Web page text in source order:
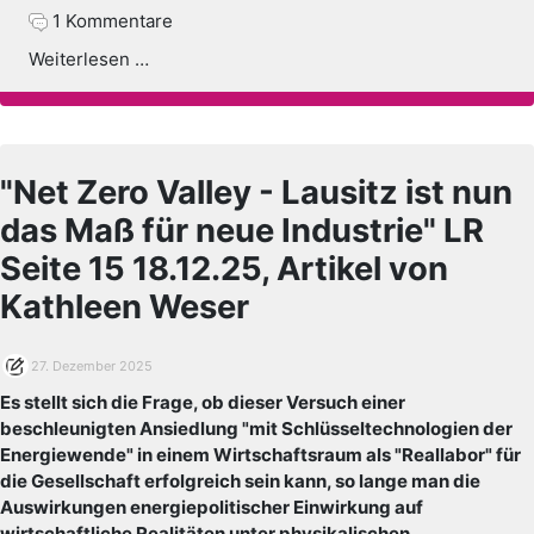
1 Kommentare
Weiterlesen …
"Net Zero Valley - Lausitz ist nun
das Maß für neue Industrie" LR
Seite 15 18.12.25, Artikel von
Kathleen Weser
27. Dezember 2025
Es stellt sich die Frage, ob dieser Versuch einer
beschleunigten Ansiedlung "mit Schlüsseltechnologien der
Energiewende" in einem Wirtschaftsraum als "Reallabor" für
die Gesellschaft erfolgreich sein kann, so lange man die
Auswirkungen energiepolitischer Einwirkung auf